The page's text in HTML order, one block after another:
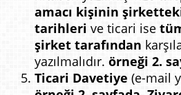
amacı kişinin
tarihleri ve ticari ise
şirket tarafından
yazılmalıdır. örneği 2.
Ticari Davetiye (e-mail